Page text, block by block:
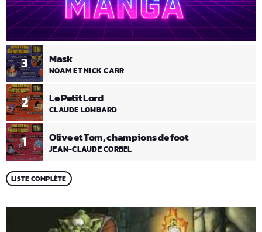
1 Olive et Tom, champions de foot
JEAN-CLAUDE CORBEL
2 Le Petit Lord
CLAUDE LOMBARD
3 Mask
NOAM ET NICK CARR
LISTE COMPLÈTE